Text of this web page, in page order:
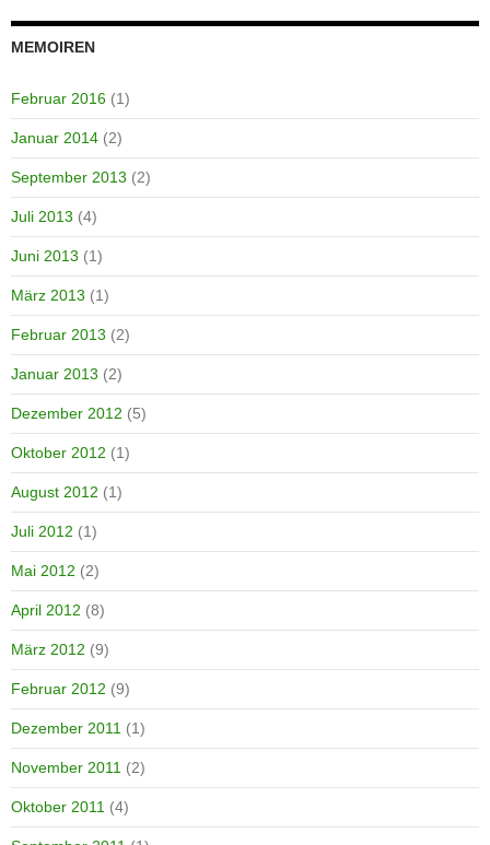
MEMOIREN
Februar 2016 (1)
Januar 2014 (2)
September 2013 (2)
Juli 2013 (4)
Juni 2013 (1)
März 2013 (1)
Februar 2013 (2)
Januar 2013 (2)
Dezember 2012 (5)
Oktober 2012 (1)
August 2012 (1)
Juli 2012 (1)
Mai 2012 (2)
April 2012 (8)
März 2012 (9)
Februar 2012 (9)
Dezember 2011 (1)
November 2011 (2)
Oktober 2011 (4)